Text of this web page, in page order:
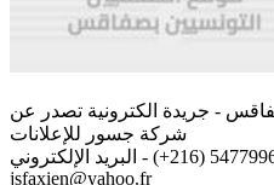
- جريدة الكترونية تصدر عن
شركة جسور للإعلانات
للإتصال أو نشر الردود الهاتف 54779966 (216+) - البريد الإلكتروني
jsfaxien@yahoo.fr